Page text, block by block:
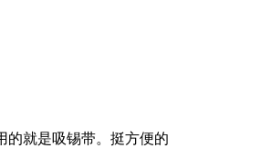
的就是吸锡带。挺方便的